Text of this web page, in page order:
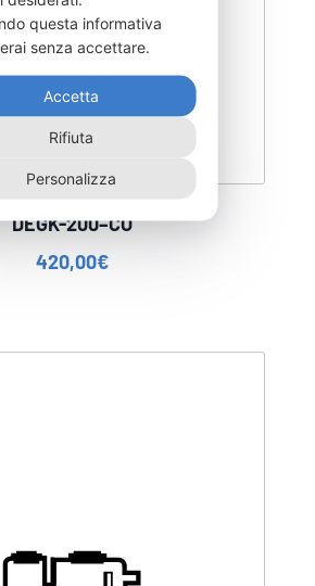
DEGK-200–CO
420,00€
questa informativa
senza accettare.
Accetta
Rifiuta
Personalizza